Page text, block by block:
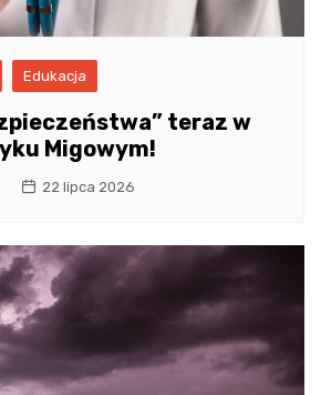
Edukacja
teraz w
Migowym!
22 lipca 2026